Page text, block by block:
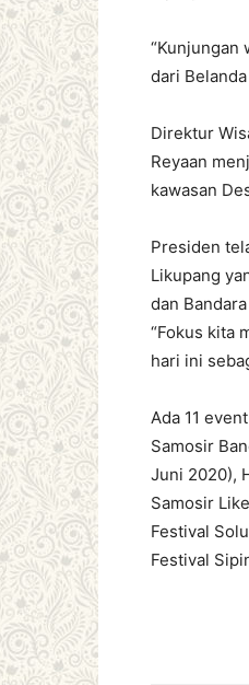
“Kunjungan
dari
Direktur
Reyaan
kawasan
Presiden
Likupang
dan
“Fokus kita
hari ini
Ada 11
Samosir
Juni 2020),
Samosir
Festival
Festival